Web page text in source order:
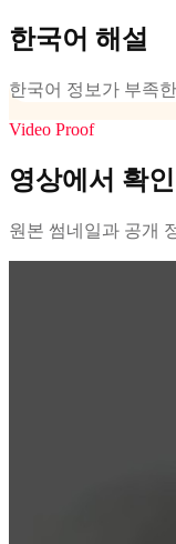
한국어 해설
한국어 정보가 부족
Video Proof
영상에서 확
원본 썸네일과 공개